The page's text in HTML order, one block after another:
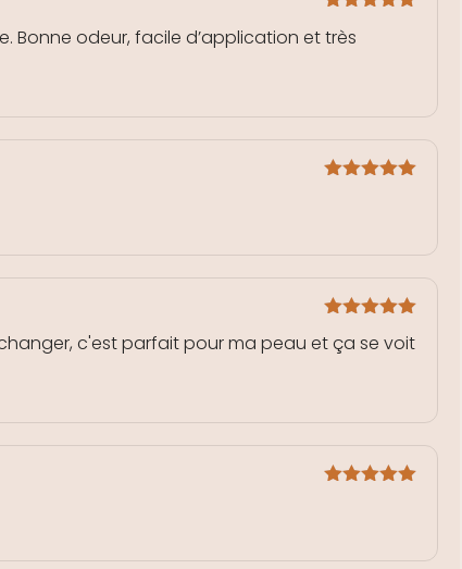
5
Bonne odeur, facile d’application et très
5
c'est parfait pour ma peau et ça se voit